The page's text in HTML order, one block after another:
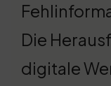
Die
digitale